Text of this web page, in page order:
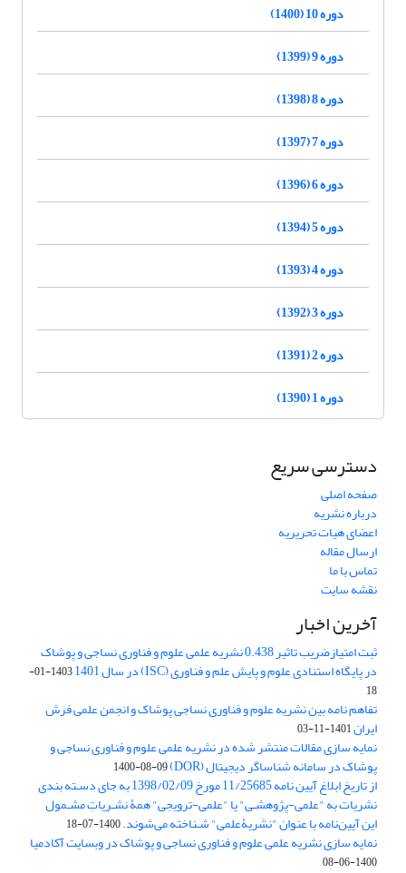
دوره 10 (1400)
دوره 9 (1399)
دوره 8 (1398)
دوره 7 (1397)
دوره 6 (1396)
دوره 5 (1394)
دوره 4 (1393)
دوره 3 (1392)
دوره 2 (1391)
دوره 1 (1390)
دسترسی سریع
صفحه اصلی
درباره نشریه
اعضای هیات تحریریه
ارسال مقاله
تماس با ما
نقشه سایت
آخرین اخبار
ثبت امتیازضریب تاثیر 0.438 نشریه علمی علوم و فناوری نساجی و پوشاک
در پایگاه استنادی علوم و پایش علم و فناوری (ISC) در سال 1401
1403-01-
18
تفاهم نامه بین نشریه علوم و فناوری نساجی پوشاک و انجمن علمی فرش
ایران1401-11-03
نمایه سازی مقالات منتشر شده در نشریه علمی علوم و فناوری نساجی و
پوشاک در سامانه شناساگر دیجیتال (DOR) 1400-08-09
از تاریخ ابلاغ آیین نامه 11/25685 مورخ 1398/02/09 به جای دسـته بندی
نشریات به "علمی-پژوهشـی" یا "علمی-ترویجی" همۀ نشـریاتِ مشـمول
این آیین‌نامه با عنوان "نشریۀعلمی" شـناخته می‌شوند.1400-07-18
نمایه سازی نشریه علمی علوم و فناوری نساجی و پوشاک در وبسایت آکادمیا
1400-06-08